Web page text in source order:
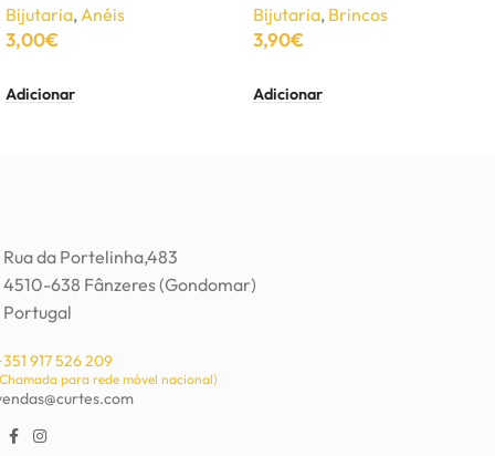
Bijutaria,Anéis
3,00€
Adicionar
Bijutaria, Brincos
3,90€
Adicionar
Rua da Portelinha,483
4510-638 Fânzeres (Gondomar)
Portugal
917 526 209
para rede móvel nacional)